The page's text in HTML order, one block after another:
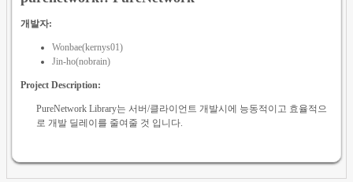
개발자:
Wonbae(kernys01)
Jin-ho(nobrain)
Project Description:
PureNetwork Library는 서버/클라이언트 개발시에 능동적이고 효율적으
로 개발 딜레이를 줄여줄 것 입니다.